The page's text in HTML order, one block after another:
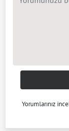
Yorumlarınız